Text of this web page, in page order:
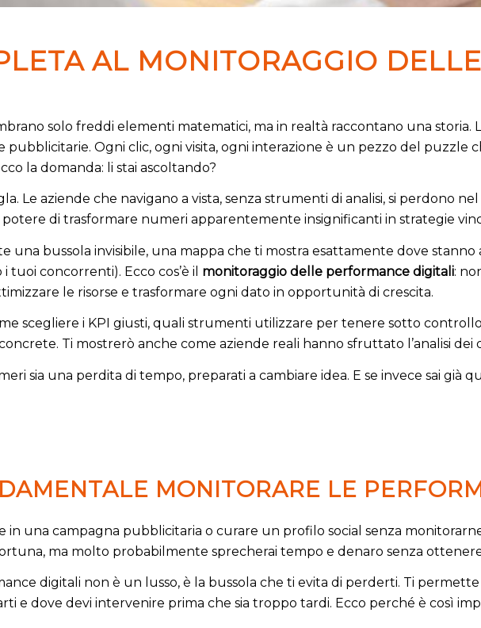
AL MONITORAGGIO
solo freddi elementi matematici, ma in realtà raccontano una storia.
Ogni clic, ogni visita, ogni interazione è un pezzo del puzzle
la domanda: li stai ascoltando?
Le aziende che navigano a vista, senza strumenti di analisi, si perdono
di trasformare numeri apparentemente insignificanti in strategie
una bussola invisibile, una mappa che ti mostra esattamente dove
tuoi concorrenti). Ecco cos’è il monitoraggio delle performance digitali:
le risorse e trasformare ogni dato in opportunità di crescita.
scegliere i KPI giusti, quali strumenti utilizzare per tenere sotto
Ti mostrerò anche come aziende reali hanno sfruttato l’analisi
sia una perdita di tempo, preparati a cambiare idea. E se invece sai già
MONITORARE LE
in una campagna pubblicitaria o curare un profilo social senza
ma molto probabilmente sprecherai tempo e denaro senza
digitali non è un lusso, è la bussola che ti evita di perderti. Ti
e dove devi intervenire prima che sia troppo tardi. Ecco perché è così